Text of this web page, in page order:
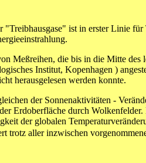
ist in erster Linie
Meßreihen, die bis in die Mitte
Institut, Kopenhagen )
herausgelesen werden konnte.
der Sonnenaktivitäten -
Erdoberfläche durch
der globalen
trotz aller inzwischen